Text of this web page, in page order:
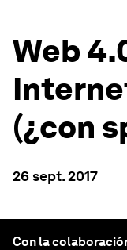
Web
(¿con
26 sept. 2017
Con la